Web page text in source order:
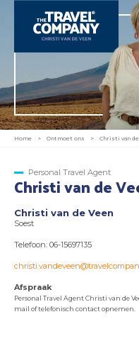
Home > Ontmoet ons > Christi van
Personal Travel Agent
Christi van de
Christi van de Veen
Soest
Telefoon: 06-15697135
Afspraak
Personal Travel Agent Christi van de
mail of telefonisch contact opnemen.